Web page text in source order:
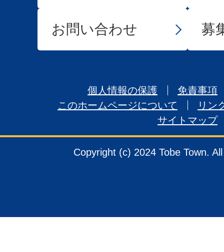
お問い合わせ 募
個人情報の保護
免責事項
このホームページについて
リン
サイトマップ
Copyright (c) 2024 Tobe Town.